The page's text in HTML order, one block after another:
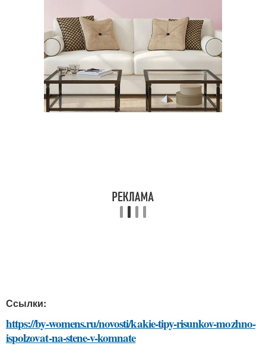
Ссылки:
https://by-womens.ru/novosti/kakie-tipy-risunkov-mozhno-
ispolzovat-na-stene-v-komnate